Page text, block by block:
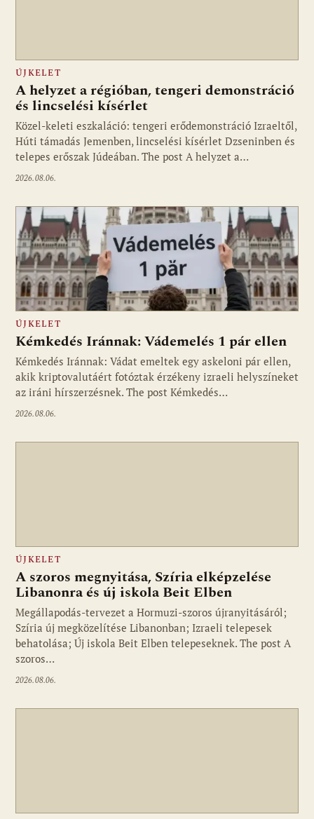
ÚJKELET
A helyzet a régióban, tengeri demonstráció
és lincselési kísérlet
Közel-keleti eszkaláció: tengeri erődemonstráció Izraeltől,
Húti támadás Jemenben, lincselési kísérlet Dzseninben és
telepes erőszak Júdeában. The post A helyzet a…
2026.08.06.
ÚJKELET
Kémkedés Iránnak: Vádemelés 1 pár ellen
Kémkedés Iránnak: Vádat emeltek egy askeloni pár ellen,
akik kriptovalutáért fotóztak érzékeny izraeli helyszíneket
az iráni hírszerzésnek. The post Kémkedés…
2026.08.06.
ÚJKELET
A szoros megnyitása, Szíria elképzelése
Libanonra és új iskola Beit Elben
Megállapodás-tervezet a Hormuzi-szoros újranyitásáról;
Szíria új megközelítése Libanonban; Izraeli telepesek
behatolása; Új iskola Beit Elben telepeseknek. The post A
szoros…
2026.08.06.